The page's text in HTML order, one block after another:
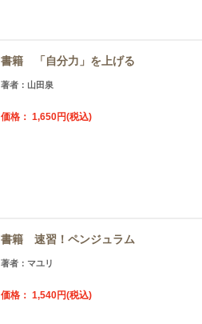
書籍 「自分力」を上げる
著者：山田泉
価格： 1,650円(税込)
書籍 速習！ペンジュラム
著者：マユリ
価格： 1,540円(税込)